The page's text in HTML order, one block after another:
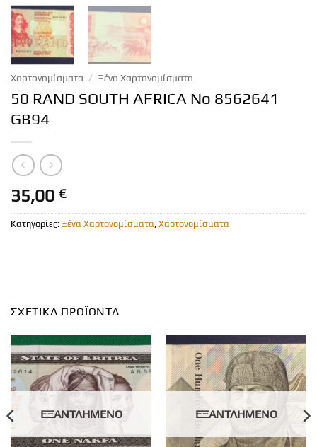
Χαρτονομίσματα / Ξένα Χαρτονομίσματα
50 RAND SOUTH AFRICA No 8562641
GB94
35,00 €
Κατηγορίες: Ξένα Χαρτονομίσματα, Χαρτονομίσματα
ΣΧΕΤΙΚΆ ΠΡΟΪΌΝΤΑ
ΕΞΑΝΤΛΗΜΈΝΟ ΕΞΑΝΤΛΗΜΈΝΟ